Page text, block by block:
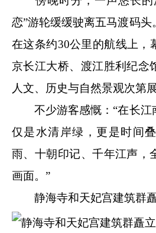
恋”游轮缓缓驶离五马渡码头
在这条约30公里的航线上，
京长江大桥、渡江胜利纪念
人文、历史与自然景观次第展
不少游客感慨：“在长江
仅是水清岸绿，更是时间
雨、十朝印记、千年江声，
画面。”
静海寺和天妃宫建筑群